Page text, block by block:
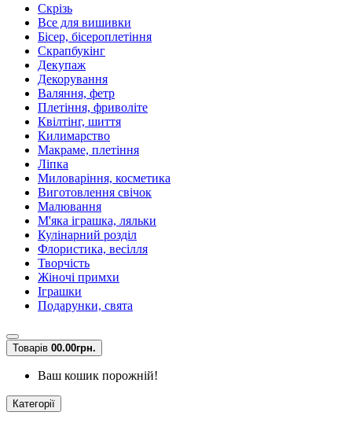
Скрізь
Все для вишивки
Бісер, бісероплетіння
Скрапбукінг
Декупаж
Декорування
Валяння, фетр
Плетіння, фриволіте
Квілтінг, шиття
Килимарство
Макраме, плетіння
Ліпка
Миловаріння, косметика
Виготовлення свічок
Малювання
М'яка іграшка, ляльки
Кулінарний розділ
Флористика, весілля
Творчість
Жіночі примхи
Іграшки
Подарунки, свята
Товарів 00.00грн.
Ваш кошик порожній!
Категорії